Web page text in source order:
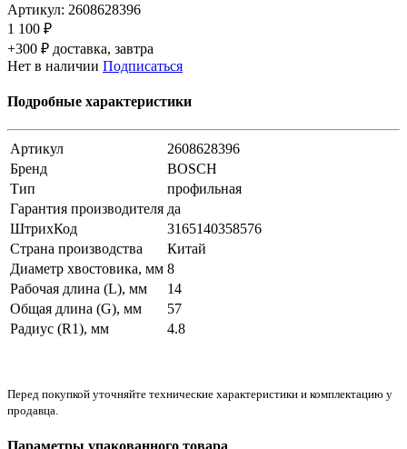
Артикул: 2608628396
1 100 ₽
+300 ₽ доставка, завтра
Нет в наличии Подписаться
Подробные характеристики
Артикул
2608628396
Бренд
BOSCH
Тип
профильная
Гарантия производителя да
ШтрихКод
3165140358576
Страна производства
Китай
Диаметр хвостовика, мм 8
Рабочая длина (L), мм
14
Общая длина (G), мм
57
Радиус (R1), мм
4.8
Перед покупкой уточняйте технические характеристики и комплектацию у
продавца.
Параметры упакованного товара